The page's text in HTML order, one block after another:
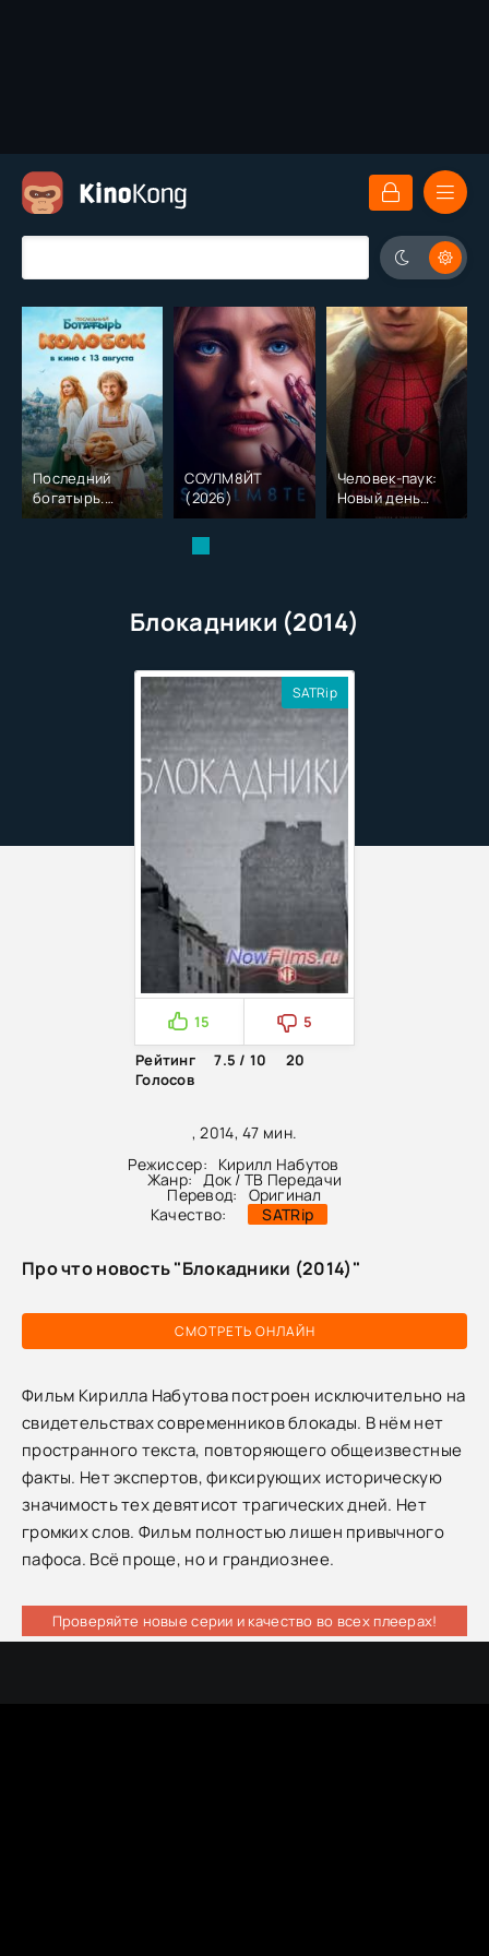
Последний
богатырь.
Колобок (2026)
СОУЛМ8ЙТ
(2026)
Человек-паук:
Новый день
(2026)
Блокадники (2014)
, 2014, 47 мин.
Режиссер:
Кирилл Набутов
Жанр: Док / ТВ Передачи
Перевод:
Оригинал
Качество:
SATRip
SATRip
15
5
Рейтинг
7.5 / 10
20
Голосов
СМОТРЕТЬ ОНЛАЙН
Про что новость "Блокадники (2014)"
Фильм Кирилла Набутова построен исключительно на
свидетельствах современников блокады. В нём нет
пространного текста, повторяющего общеизвестные
факты. Нет экспертов, фиксирующих историческую
значимость тех девятисот трагических дней. Нет
громких слов. Фильм полностью лишен привычного
пафоса. Всё проще, но и грандиознее.
Проверяйте новые серии и качество во всех плеерах!